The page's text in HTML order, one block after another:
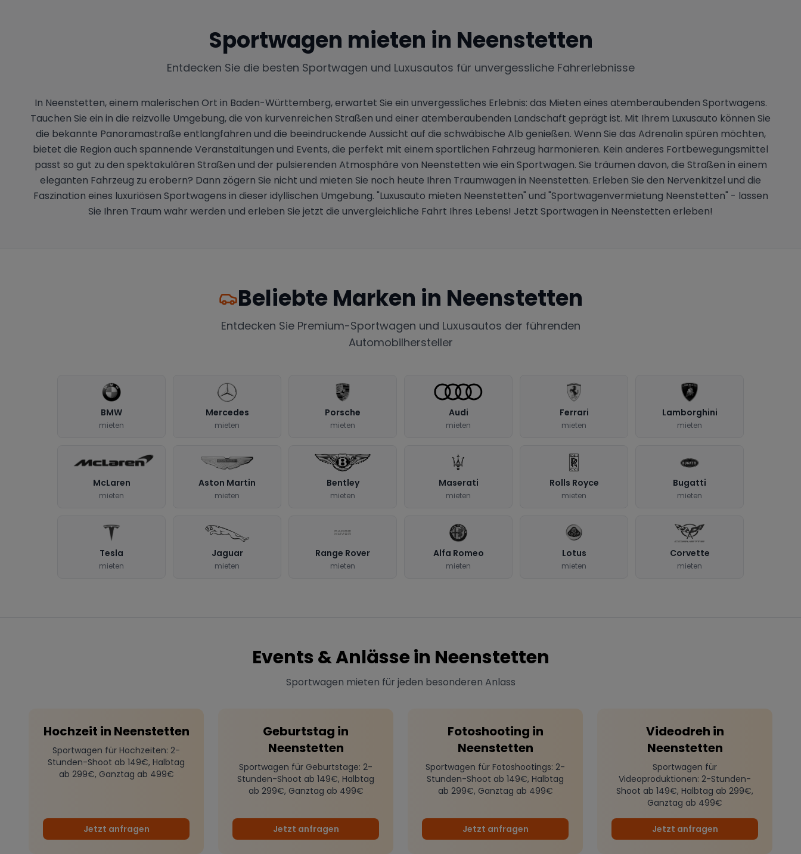
Sportwagen mieten in Neenstetten
Entdecken Sie die besten Sportwagen und Luxusautos für unvergessliche Fahrerlebnisse
In Neenstetten, einem malerischen Ort in Baden-Württemberg, erwartet Sie ein unvergessliches Erlebnis: das Mieten eines atemberaubenden Sportwagens.
Tauchen Sie ein in die reizvolle Umgebung, die von kurvenreichen Straßen und einer atemberaubenden Landschaft geprägt ist. Mit Ihrem Luxusauto können Sie
die bekannte Panoramastraße entlangfahren und die beeindruckende Aussicht auf die schwäbische Alb genießen. Wenn Sie das Adrenalin spüren möchten,
bietet die Region auch spannende Veranstaltungen und Events, die perfekt mit einem sportlichen Fahrzeug harmonieren. Kein anderes Fortbewegungsmittel
passt so gut zu den spektakulären Straßen und der pulsierenden Atmosphäre von Neenstetten wie ein Sportwagen. Sie träumen davon, die Straßen in einem
eleganten Fahrzeug zu erobern? Dann zögern Sie nicht und mieten Sie noch heute Ihren Traumwagen in Neenstetten. Erleben Sie den Nervenkitzel und die
Faszination eines luxuriösen Sportwagens in dieser idyllischen Umgebung. "Luxusauto mieten Neenstetten" und "Sportwagenvermietung Neenstetten" - lassen
Sie Ihren Traum wahr werden und erleben Sie jetzt die unvergleichliche Fahrt Ihres Lebens! Jetzt Sportwagen in Neenstetten erleben!
Beliebte Marken in Neenstetten
Entdecken Sie Premium-Sportwagen und Luxusautos der führenden
Automobilhersteller
BMW
mieten
Mercedes
mieten
Porsche
mieten
Audi
mieten
Ferrari
mieten
Lamborghini
mieten
McLaren
mieten
Aston Martin
mieten
Bentley
mieten
Maserati
mieten
Rolls Royce
mieten
Bugatti
mieten
Tesla
mieten
Jaguar
mieten
Range Rover
mieten
Alfa Romeo
mieten
Lotus
mieten
Corvette
mieten
Events & Anlässe in Neenstetten
Sportwagen mieten für jeden besonderen Anlass
Hochzeit in Neenstetten
Sportwagen für Hochzeiten: 2-
Stunden-Shoot ab 149€, Halbtag
ab 299€, Ganztag ab 499€
Jetzt anfragen
Geburtstag in
Neenstetten
Sportwagen für Geburtstage: 2-
Stunden-Shoot ab 149€, Halbtag
ab 299€, Ganztag ab 499€
Jetzt anfragen
Fotoshooting in
Neenstetten
Sportwagen für Fotoshootings: 2-
Stunden-Shoot ab 149€, Halbtag
ab 299€, Ganztag ab 499€
Jetzt anfragen
Videodreh in
Neenstetten
Sportwagen für
Videoproduktionen: 2-Stunden-
Shoot ab 149€, Halbtag ab 299€,
Ganztag ab 499€
Jetzt anfragen